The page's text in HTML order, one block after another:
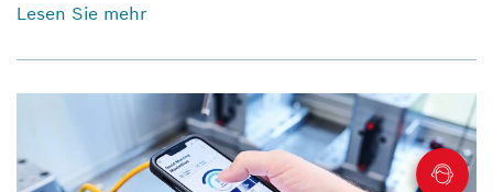
Lesen Sie mehr